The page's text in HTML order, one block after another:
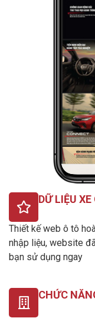
DỮ LIỆU
Thiết kế web ô tô
nhập liệu, website
bạn sử dụng ngay
CHỨC